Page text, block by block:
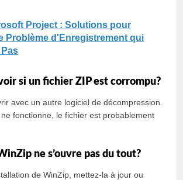
Project : Solutions pour
Problème d'Enregistrement qui
si un fichier ZIP est corrompu?
avec un autre logiciel de décompression.
fonctionne, le fichier est probablement
ne s’ouvre pas du tout?
de WinZip, mettez-la à jour ou